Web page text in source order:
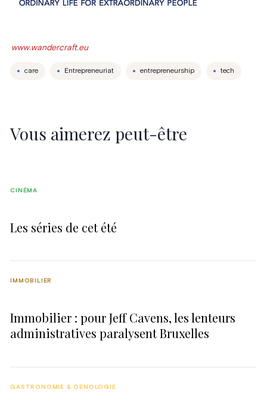
www.wandercraft.eu
care Entrepreneuriat entrepreneurship tech
Vous aimerez peut-être
Les séries de cet été
CINÉMA
Immobilier : pour Jeff Cavens, les lenteurs
administratives paralysent Bruxelles
IMMOBILIER
GASTRONOMIE & OENOLOGIE